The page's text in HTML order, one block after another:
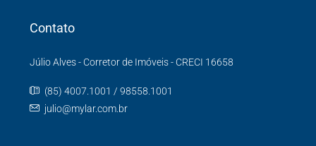
Contato
Júlio Alves - Corretor de Imóveis - CRECI 16658
(85) 4007.1001 / 98558.1001
julio@mylar.com.br